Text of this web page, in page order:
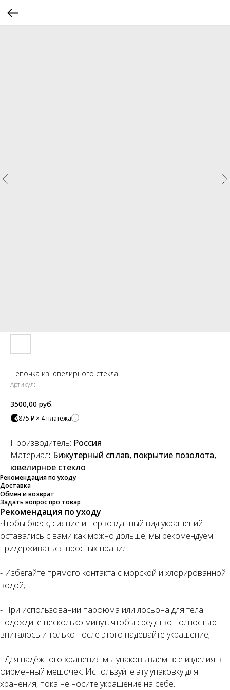
Цепочка из ювелирного стекла
Артикул:
3500,00 руб.
875 ₽ × 4 платежа
Производитель: Россия
Материал: Бижутерный сплав, покрытие позолота,
ювелирное стекло
Рекомендация по уходу
Доставка
Обмен и возврат
Задать вопрос про товар
Рекомендация по уходу
Чтобы блеск, сияние и первозданный вид украшений
оставались с вами как можно дольше, мы рекомендуем
придерживаться простых правил:
- Избегайте прямого контакта с морской и хлорированной
водой;
- При использовании парфюма или лосьона для тела
подождите несколько минут, чтобы средство полностью
впиталось и только после этого надевайте украшение;
- Для надёжного хранения мы упаковываем все изделия в
фирменный мешочек. Используйте эту упаковку для
хранения, пока не носите украшение на себе.